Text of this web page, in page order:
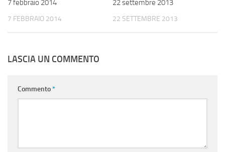
7 febbraio 2014
7 FEBBRAIO 2014
22 settembre 2013
22 SETTEMBRE 2013
LASCIA UN COMMENTO
Commento*